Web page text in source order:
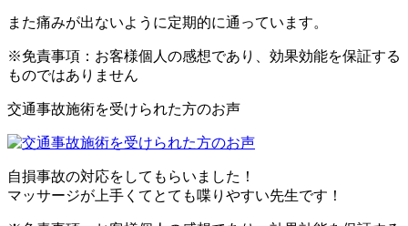
また痛みが出ないように定期的に通っています。
※免責事項：お客様個人の感想であり、効果効能を保証する
ものではありません
交通事故施術を受けられた方のお声
自損事故の対応をしてもらいました！
マッサージが上手くてとても喋りやすい先生です！